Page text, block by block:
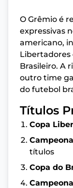
O Grêmio é
expressivas
americano,
Libertadores
Brasileiro. A
outro time
do futebol
Títulos
Copa
títulos
Copa do